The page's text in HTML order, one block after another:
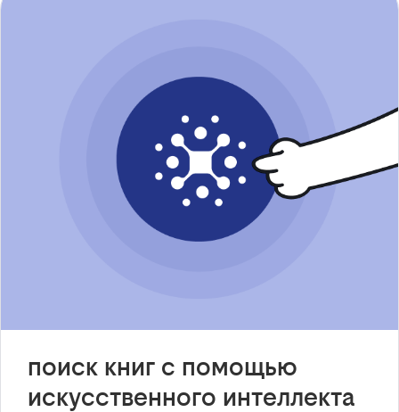
поиск книг с помощью
искусственного интеллекта